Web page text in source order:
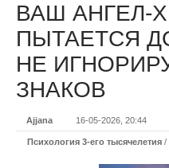
ВАШ АНГЕЛ-
ПЫТАЕТСЯ
НЕ
ЗНАКОВ
Ajjana 16-05-2026, 20:44
Психология 3-его тысячелетия /